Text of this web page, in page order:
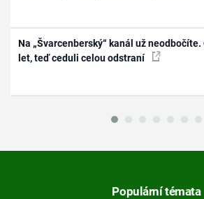
Na „Švarcenberský“ kanál už
let, teď ceduli celou odstraní
Populární témata